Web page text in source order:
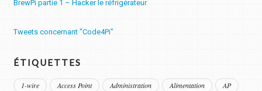
BrewPi partie 1 – Hacker le réfrigérateur
Tweets concernant "Code4Pi"
ÉTIQUETTES
1-wire Access Point Administration Alimentation
AP